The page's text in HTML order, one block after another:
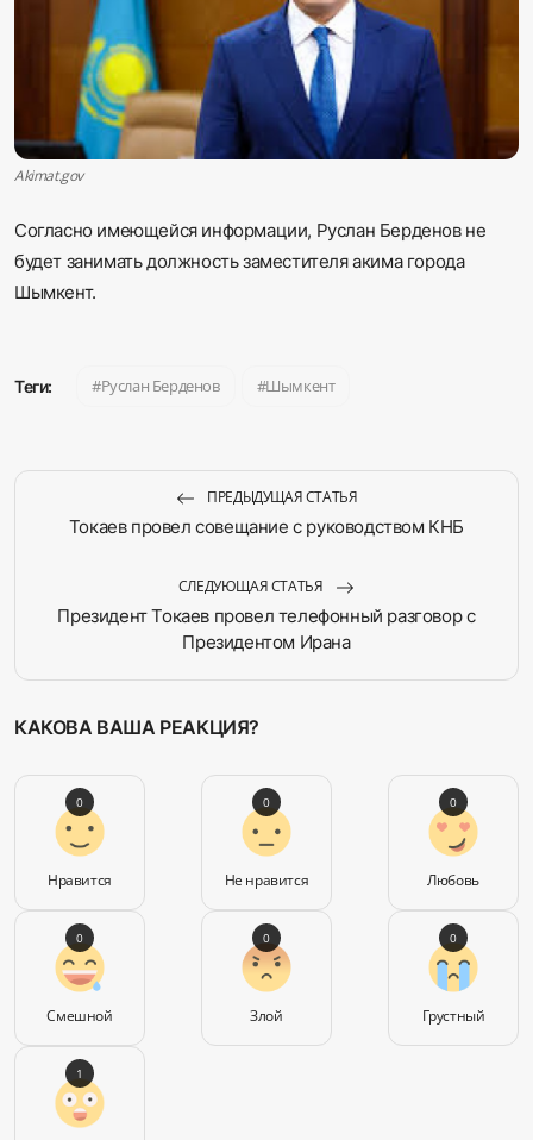
Sadaq TV
Общество
Спорт
Русский
Akimat.gov
Согласно имеющейся информации, Руслан Берденов не
будет занимать должность заместителя акима города
Шымкент.
Теги: Руслан Берденов Шымкент
ПРЕДЫДУЩАЯ СТАТЬЯ
Токаев провел совещание с руководством КНБ
СЛЕДУЮЩАЯ СТАТЬЯ
Президент Токаев провел телефонный разговор с
Президентом Ирана
КАКОВА ВАША РЕАКЦИЯ?
Нравится
0
Не нравится
0
Любовь
0
Смешной
0
Злой
0
Грустный
0
1